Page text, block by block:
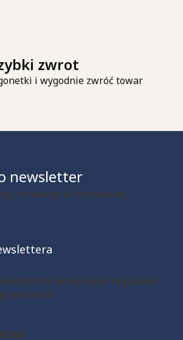
zwrot
i wygodnie zwróć towar
newsletter
co nowego w Porcelanowej
akceptujesz regulamin